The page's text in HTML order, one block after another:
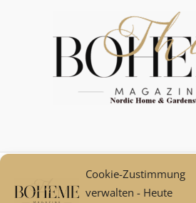
Cookie-Zustimmung
verwalten - Heute
Mein Konto
Zahlungsarten